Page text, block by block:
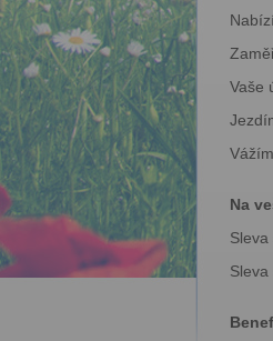
Vaše
Na
Sleva